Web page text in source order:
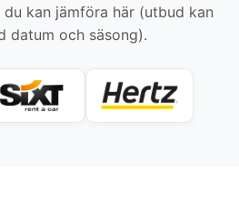
kan jämföra här (utbud kan
datum och säsong).